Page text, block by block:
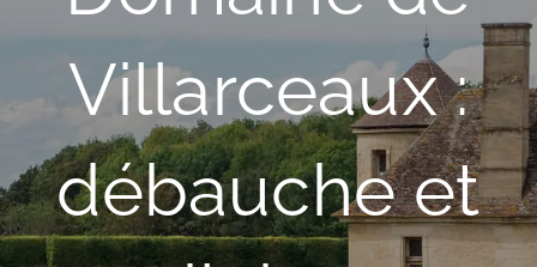
Villarceaux :
débauche et